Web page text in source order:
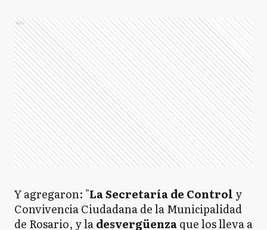
Ads
Y agregaron: "La Secretaría de Control y
Convivencia Ciudadana de la Municipalidad
de Rosario, y ladesvergüenzaque los lleva a